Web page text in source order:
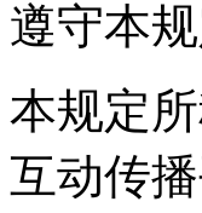
遵守本规
本规定
互动传